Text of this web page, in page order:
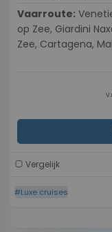
Vaarroute:
op Zee, Giardini
Zee, Cartagena,
Vergelijk
#Luxe cruises